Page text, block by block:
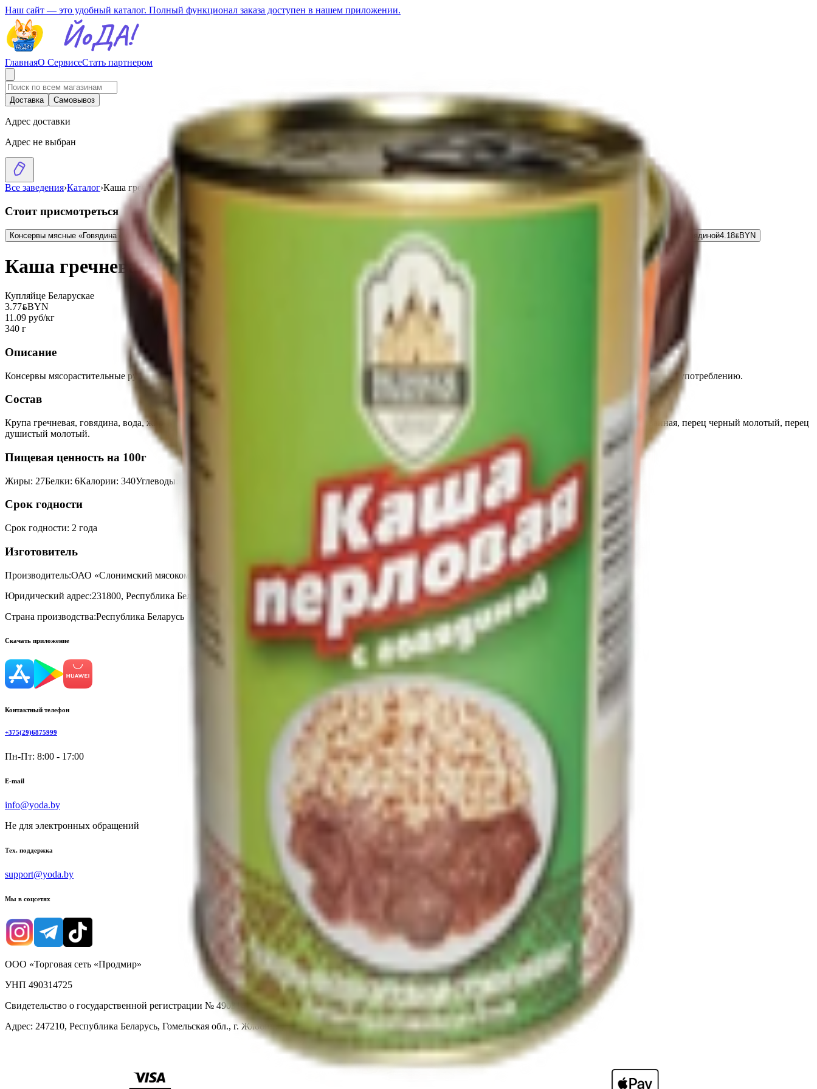
Наш сайт — это удобный каталог. Полный функционал заказа доступен в нашем приложении.
ГлавнаяО СервисеСтать партнером
Доставка Самовывоз
Адрес доставки
Адрес не выбран
Все заведения›Каталог›Каша гречневая с говядиной «По-домашнему»
Стоит присмотреться
Консервы мясные «Говядина с перловой кашей» Каша перловая с говядиной Каша перловая «Великое княжество» с говядиной4.18BYNBYN
Каша гречневая с говядиной «По-домашнему»
Купляйце Беларускае
3.77BYNBYN
11.09 руб/кг
340 г
Описание
Консервы мясорастительные рубленые стерилизованные. Каша гречневая с кусочками натуральной говядины, не требующая варки. Продукт полностью готов к употреблению.
Состав
Крупа гречневая, говядина, вода, жир-сырец говяжий, жир топленый говяжий, лук, морковь сушеная гидратированная, соль поваренная пищевая йодированная, перец черный молотый, перец
душистый молотый.
Пищевая ценность на 100г
Жиры: 27Белки: 6Калории: 340Углеводы
Срок годности
Срок годности: 2 года
Изготовитель
Производитель:ОАО «Слонимский мясокомбинат»
Юридический адрес:231800, Республика Беларусь, Гродненская обл., г. Слоним, ул. Чкалова, 35
Страна производства:Республика Беларусь
Скачать приложение
Контактный телефон
+375(29)6875999
Пн-Пт: 8:00 - 17:00
E-mail
info@yoda.by
Не для электронных обращений
Тех. поддержка
support@yoda.by
Мы в соцсетях
ООО «Торговая сеть «Продмир»
УНП 490314725
Свидетельство о государственной регистрации № 490314725 от 30.05.2003г выдано Гомельским облисполкомом
Адрес: 247210, Республика Беларусь, Гомельская обл., г. Жлобин, ул. Козлова 2-А